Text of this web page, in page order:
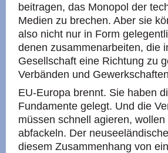
beitragen, das Monopol der
Medien zu brechen. Aber sie
also nicht nur in Form
denen zusammenarbeiten, die
Gesellschaft eine Richtung zu
Verbänden und
EU-Europa brennt. Sie haben
Fundamente gelegt. Und die
müssen schnell agieren, wollen
abfackeln. Der
diesem Zusammenhang von